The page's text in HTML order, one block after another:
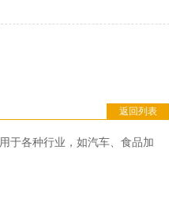
返回列表
于各种行业，如汽车、食品加